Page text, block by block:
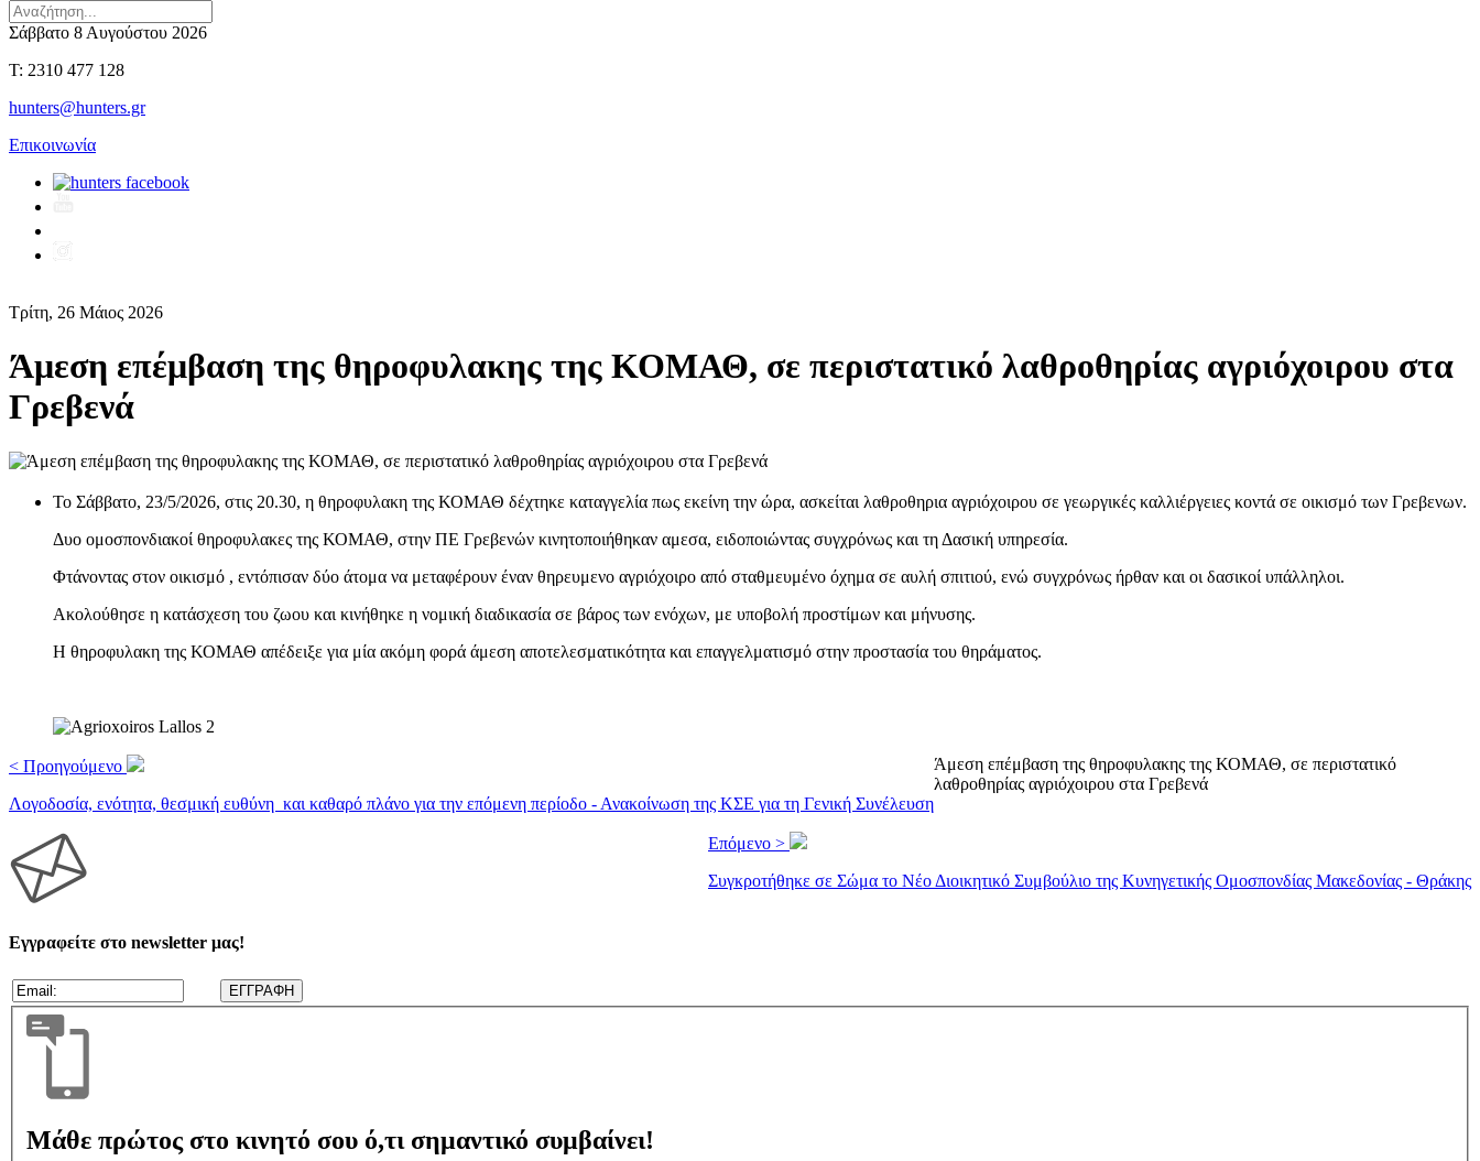
Σάββατο 8 Αυγούστου 2026
T: 2310 477 128
hunters@hunters.gr
Επικοινωνία
Τρίτη, 26 Μάιος 2026
Άμεση επέμβαση της θηροφυλακης της ΚΟΜΑΘ, σε περιστατικό λαθροθηρίας αγριόχοιρου στα
Γρεβενά
Το Σάββατο, 23/5/2026, στις 20.30, η θηροφυλακη της ΚΟΜΑΘ δέχτηκε καταγγελία πως εκείνη την ώρα, ασκείται λαθροθηρια αγριόχοιρου σε γεωργικές καλλιέργειες κοντά σε οικισμό των Γρεβενων.
Δυο ομοσπονδιακοί θηροφυλακες της ΚΟΜΑΘ, στην ΠΕ Γρεβενών κινητοποιήθηκαν αμεσα, ειδοποιώντας συγχρόνως και τη Δασική υπηρεσία.
Φτάνοντας στον οικισμό , εντόπισαν δύο άτομα να μεταφέρουν έναν θηρευμενο αγριόχοιρο από σταθμευμένο όχημα σε αυλή σπιτιού, ενώ συγχρόνως ήρθαν και οι δασικοί υπάλληλοι.
Ακολούθησε η κατάσχεση του ζωου και κινήθηκε η νομική διαδικασία σε βάρος των ενόχων, με υποβολή προστίμων και μήνυσης.
Η θηροφυλακη της ΚΟΜΑΘ απέδειξε για μία ακόμη φορά άμεση αποτελεσματικότητα και επαγγελματισμό στην προστασία του θηράματος.
< Προηγούμενο
Λογοδοσία, ενότητα, θεσμική ευθύνη και καθαρό πλάνο για την επόμενη περίοδο - Ανακοίνωση της ΚΣΕ για τη Γενική Συνέλευση
Επόμενο >
Συγκροτήθηκε σε Σώμα το Νέο Διοικητικό Συμβούλιο της Κυνηγετικής Ομοσπονδίας Μακεδονίας - Θράκης
Άμεση επέμβαση της θηροφυλακης της ΚΟΜΑΘ, σε περιστατικό
λαθροθηρίας αγριόχοιρου στα Γρεβενά
Εγγραφείτε στο newsletter μας!
Μάθε πρώτος στο κινητό σου ό,τι σημαντικό συμβαίνει!